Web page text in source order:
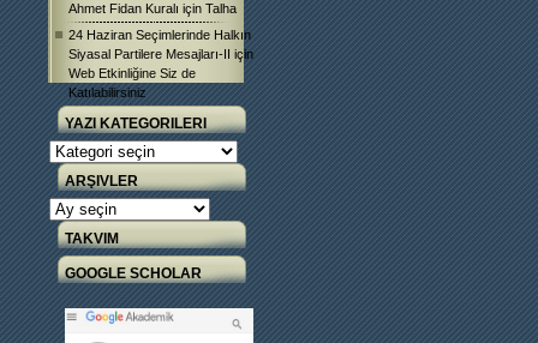
Ahmet Fidan Kuralı için Talha
24 Haziran Seçimlerinde Halkın
Siyasal Partilere Mesajları-II için
Web Etkinliğine Siz de
Katılabilirsiniz
YAZI KATEGORILERI
Yazı
Kategorileri
ARŞIVLER
Arşivler
TAKVIM
GOOGLE SCHOLAR